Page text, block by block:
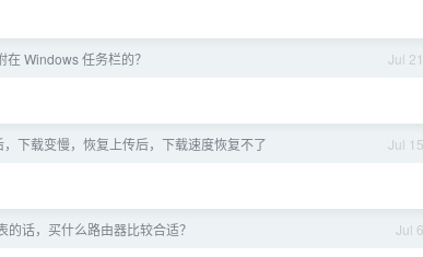
Jul 21
Windows 任务栏的？
Jul 15
下载变慢，恢复上传后，下载速度恢复不了
Jul 6
的话，买什么路由器比较合适？